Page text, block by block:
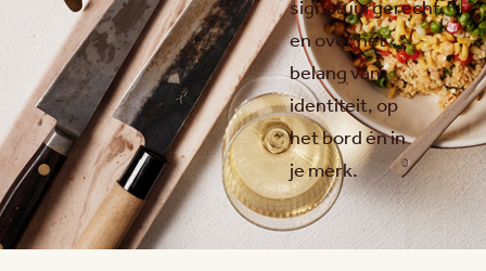
signatuurgerecht,
en over het
belang van
identiteit, op
het bord én in
je merk.